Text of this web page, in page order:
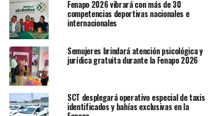
del Maíz, Ahualulco, Matehuala, Rioverde, Alaquines,
Cárdenas, Tamasopo y Aquismón, donde se han
detectado puntos de fuego derivados principalmente de
quemas agrícolas. Ante ello, se exhorta a las y los
productores rurales a notificar previamente a las
autoridades municipales cualquier quema programada,
evitar el uso de fuego durante condiciones de viento y
abstenerse de realizar fogatas o arrojar colillas
encendidas en áreas naturales.
Fenapo 2026 vibrará con más de 30
competencias deportivas nacionales e
internacionales
Semujeres brindará atención psicológica y
jurídica gratuita durante la Fenapo 2026
SCT desplegará operativo especial de taxis
identificados y bahías exclusivas en la